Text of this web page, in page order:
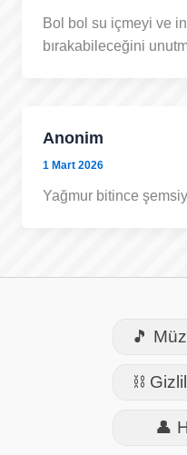
Bol bol su içmeyi ve
bırakabileceğini
Anonim
1 Mart 2026
Yağmur bitince
🎵
⛓️
👤